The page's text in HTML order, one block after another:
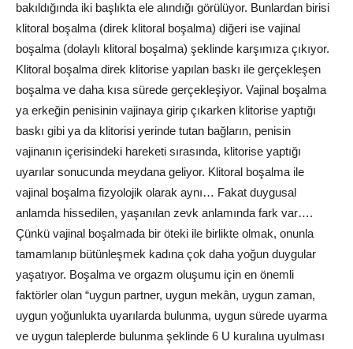
bakıldığında iki başlıkta ele alındığı görülüyor. Bunlardan birisi
klitoral boşalma (direk klitoral boşalma) diğeri ise vajinal
boşalma (dolaylı klitoral boşalma) şeklinde karşımıza çıkıyor.
Klitoral boşalma direk klitorise yapılan baskı ile gerçekleşen
boşalma ve daha kısa sürede gerçekleşiyor. Vajinal boşalma
ya erkeğin penisinin vajinaya girip çıkarken klitorise yaptığı
baskı gibi ya da klitorisi yerinde tutan bağların, penisin
vajinanın içerisindeki hareketi sırasında, klitorise yaptığı
uyarılar sonucunda meydana geliyor. Klitoral boşalma ile
vajinal boşalma fizyolojik olarak aynı… Fakat duygusal
anlamda hissedilen, yaşanılan zevk anlamında fark var….
Çünkü vajinal boşalmada bir öteki ile birlikte olmak, onunla
tamamlanıp bütünleşmek kadına çok daha yoğun duygular
yaşatıyor. Boşalma ve orgazm oluşumu için en önemli
faktörler olan “uygun partner, uygun mekân, uygun zaman,
uygun yoğunlukta uyarılarda bulunma, uygun sürede uyarma
ve uygun taleplerde bulunma şeklinde 6 U kuralına uyulması